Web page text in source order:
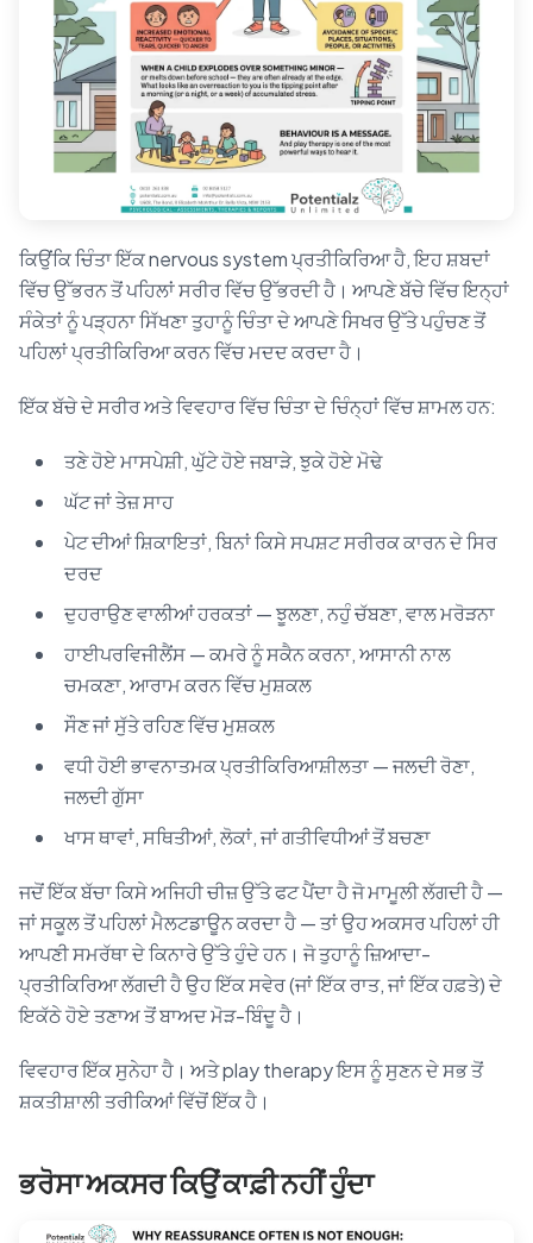
ਕਿਉਂਕਿ ਚਿੰਤਾ ਇੱਕ nervous system ਪ੍ਰਤੀਕਿਰਿਆ ਹੈ, ਇਹ ਸ਼ਬਦਾਂ
ਵਿੱਚ ਉੱਭਰਨ ਤੋਂ ਪਹਿਲਾਂ ਸਰੀਰ ਵਿੱਚ ਉੱਭਰਦੀ ਹੈ। ਆਪਣੇ ਬੱਚੇ ਵਿੱਚ ਇਨ੍ਹਾਂ
ਸੰਕੇਤਾਂ ਨੂੰ ਪੜ੍ਹਨਾ ਸਿੱਖਣਾ ਤੁਹਾਨੂੰ ਚਿੰਤਾ ਦੇ ਆਪਣੇ ਸਿਖਰ ਉੱਤੇ ਪਹੁੰਚਣ ਤੋਂ
ਪਹਿਲਾਂ ਪ੍ਰਤੀਕਿਰਿਆ ਕਰਨ ਵਿੱਚ ਮਦਦ ਕਰਦਾ ਹੈ।
ਇੱਕ ਬੱਚੇ ਦੇ ਸਰੀਰ ਅਤੇ ਵਿਵਹਾਰ ਵਿੱਚ ਚਿੰਤਾ ਦੇ ਚਿੰਨ੍ਹਾਂ ਵਿੱਚ ਸ਼ਾਮਲ ਹਨ:
ਤਣੇ ਹੋਏ ਮਾਸਪੇਸ਼ੀ, ਘੁੱਟੇ ਹੋਏ ਜਬਾੜੇ, ਝੁਕੇ ਹੋਏ ਮੋਢੇ
ਘੱਟ ਜਾਂ ਤੇਜ਼ ਸਾਹ
ਪੇਟ ਦੀਆਂ ਸ਼ਿਕਾਇਤਾਂ, ਬਿਨਾਂ ਕਿਸੇ ਸਪਸ਼ਟ ਸਰੀਰਕ ਕਾਰਨ ਦੇ ਸਿਰ
ਦਰਦ
ਦੁਹਰਾਉਣ ਵਾਲੀਆਂ ਹਰਕਤਾਂ — ਝੂਲਣਾ, ਨਹੁੰ ਚੱਬਣਾ, ਵਾਲ ਮਰੋੜਨਾ
ਹਾਈਪਰਵਿਜੀਲੈਂਸ — ਕਮਰੇ ਨੂੰ ਸਕੈਨ ਕਰਨਾ, ਆਸਾਨੀ ਨਾਲ
ਚਮਕਣਾ, ਆਰਾਮ ਕਰਨ ਵਿੱਚ ਮੁਸ਼ਕਲ
ਸੌਣ ਜਾਂ ਸੁੱਤੇ ਰਹਿਣ ਵਿੱਚ ਮੁਸ਼ਕਲ
ਵਧੀ ਹੋਈ ਭਾਵਨਾਤਮਕ ਪ੍ਰਤੀਕਿਰਿਆਸ਼ੀਲਤਾ — ਜਲਦੀ ਰੋਣਾ,
ਜਲਦੀ ਗੁੱਸਾ
ਖਾਸ ਥਾਵਾਂ, ਸਥਿਤੀਆਂ, ਲੋਕਾਂ, ਜਾਂ ਗਤੀਵਿਧੀਆਂ ਤੋਂ ਬਚਣਾ
ਜਦੋਂ ਇੱਕ ਬੱਚਾ ਕਿਸੇ ਅਜਿਹੀ ਚੀਜ਼ ਉੱਤੇ ਫਟ ਪੈਂਦਾ ਹੈ ਜੋ ਮਾਮੂਲੀ ਲੱਗਦੀ ਹੈ —
ਜਾਂ ਸਕੂਲ ਤੋਂ ਪਹਿਲਾਂ ਮੈਲਟਡਾਊਨ ਕਰਦਾ ਹੈ — ਤਾਂ ਉਹ ਅਕਸਰ ਪਹਿਲਾਂ ਹੀ
ਆਪਣੀ ਸਮਰੱਥਾ ਦੇ ਕਿਨਾਰੇ ਉੱਤੇ ਹੁੰਦੇ ਹਨ। ਜੋ ਤੁਹਾਨੂੰ ਜ਼ਿਆਦਾ-
ਪ੍ਰਤੀਕਿਰਿਆ ਲੱਗਦੀ ਹੈ ਉਹ ਇੱਕ ਸਵੇਰ (ਜਾਂ ਇੱਕ ਰਾਤ, ਜਾਂ ਇੱਕ ਹਫ਼ਤੇ) ਦੇ
ਇਕੱਠੇ ਹੋਏ ਤਣਾਅ ਤੋਂ ਬਾਅਦ ਮੋੜ-ਬਿੰਦੂ ਹੈ।
ਵਿਵਹਾਰ ਇੱਕ ਸੁਨੇਹਾ ਹੈ। ਅਤੇ play therapy ਇਸ ਨੂੰ ਸੁਣਨ ਦੇ ਸਭ ਤੋਂ
ਸ਼ਕਤੀਸ਼ਾਲੀ ਤਰੀਕਿਆਂ ਵਿੱਚੋਂ ਇੱਕ ਹੈ।
ਭਰੋਸਾ ਅਕਸਰ ਕਿਉਂ ਕਾਫ਼ੀ ਨਹੀਂ ਹੁੰਦਾ